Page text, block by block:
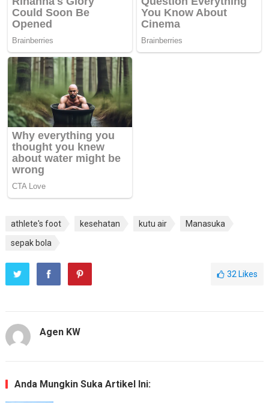
athlete's foot kesehatan kutu air
Manasuka
sepak bola
32 Likes
Agen KW
Anda Mungkin Suka Artikel Ini: